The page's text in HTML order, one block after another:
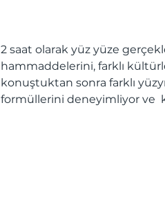
2 saat olarak yüz yüze
hammaddelerini, farklı
konuştuktan sonra farklı
formüllerini deneyimliyor ve